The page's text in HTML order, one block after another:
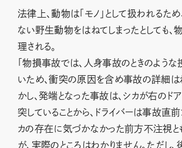
法律上、動物は「モノ」として扱われるた
ない野生動物をはねてしまったとしても、
理される。
「物損事故では、人身事故のときのよう
いため、衝突の原因を含め事故の詳細は
かし、発端となった事故は、シカが右のド
突していることから、ドライバーは事故直
カの存在に気づかなかった前方不注視と
が、実際のところはわかりません。ただし